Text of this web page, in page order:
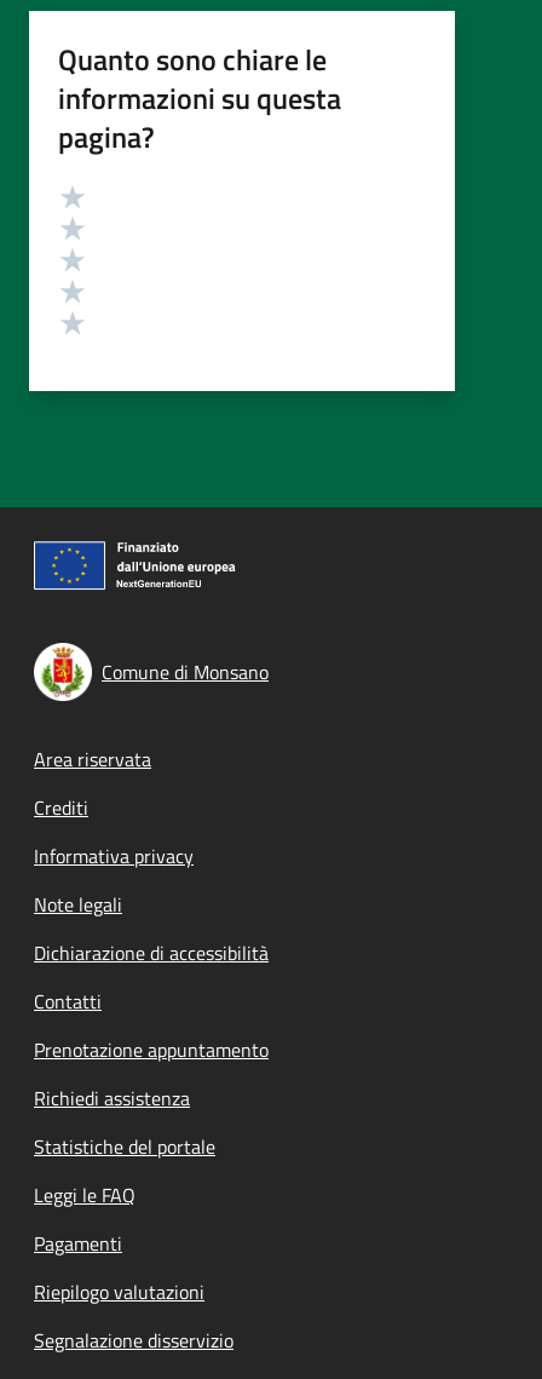
Quanto sono chiare le
informazioni su questa
pagina?
Valutazione
Comune di Monsano
Footer menu
Area riservata
Crediti
Informativa privacy
Note legali
Dichiarazione di accessibilità
Contatti
Prenotazione appuntamento
Richiedi assistenza
Statistiche del portale
Leggi le FAQ
Pagamenti
Riepilogo valutazioni
Segnalazione disservizio